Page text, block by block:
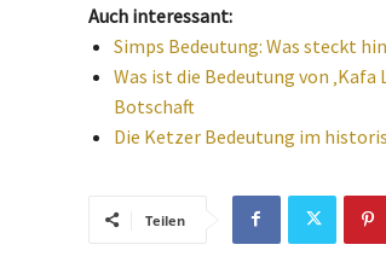
Auch interessant:
Simps Bedeutung: Was steckt
Was ist die Bedeutung von ‚Kafa
Botschaft
Die Ketzer Bedeutung im
Teilen